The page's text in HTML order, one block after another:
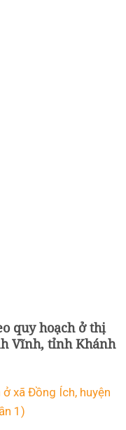
quy hoạch ở thị
Vĩnh, tỉnh Khánh
xã Đồng Ích, huyện
1)